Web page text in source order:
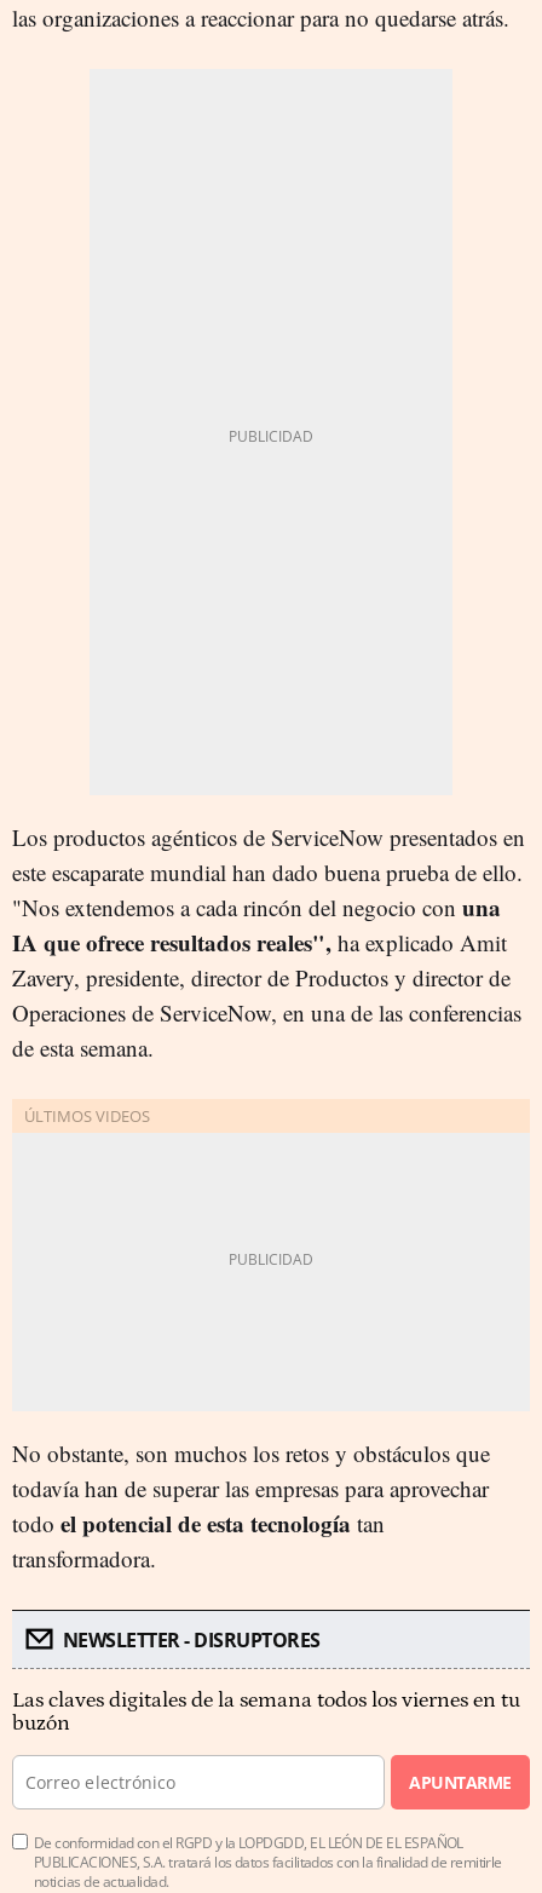
las organizaciones a reaccionar para no quedarse atrás.
Los productos agénticos de ServiceNow presentados en
este escaparate mundial han dado buena prueba de ello.
"Nos extendemos a cada rincón del negocio con una
IA que ofrece resultados reales", ha explicado Amit
Zavery, presidente, director de Productos y director de
Operaciones de ServiceNow, en una de las conferencias
de esta semana.
No obstante, son muchos los retos y obstáculos que
todavía han de superar las empresas para aprovechar
todo el potencial de esta tecnología tan
transformadora.
NEWSLETTER - DISRUPTORES
Las claves digitales de la semana todos los viernes en tu
buzón
APUNTARME
De conformidad con el RGPD y la LOPDGDD, EL LEÓN DE EL ESPAÑOL
PUBLICACIONES, S.A. tratará los datos facilitados con la finalidad de remitirle
noticias de actualidad.